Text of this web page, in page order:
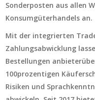
Sonderposten aus allen
Konsumgüterhandels an.
Mit der integrierten
Zahlungsabwicklung
Bestellungen
100prozentigen
Risiken und